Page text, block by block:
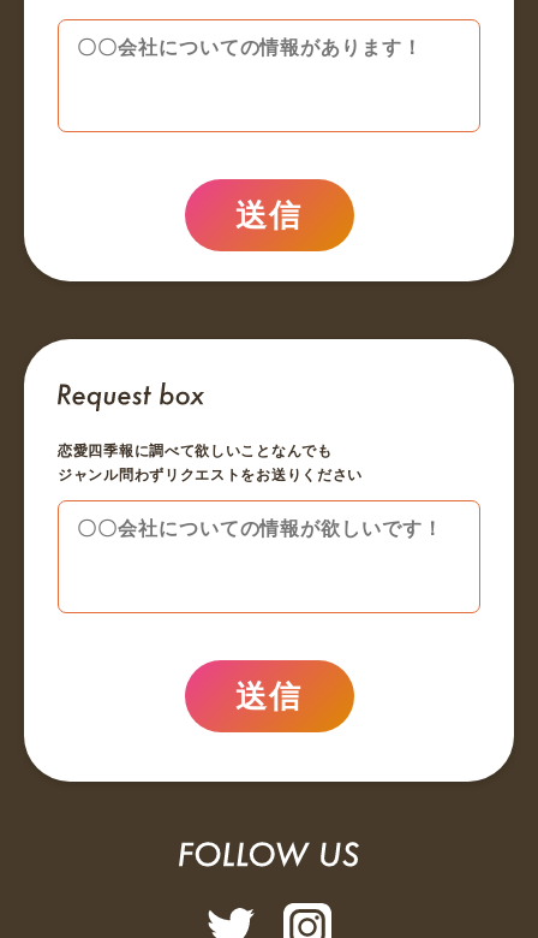
送信
恋愛四季報に調べて欲しいことなんでも
ジャンル問わずリクエストをお送りください
送信